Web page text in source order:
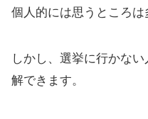
個人的には思うところは
しかし、選挙に行かな
解できます。